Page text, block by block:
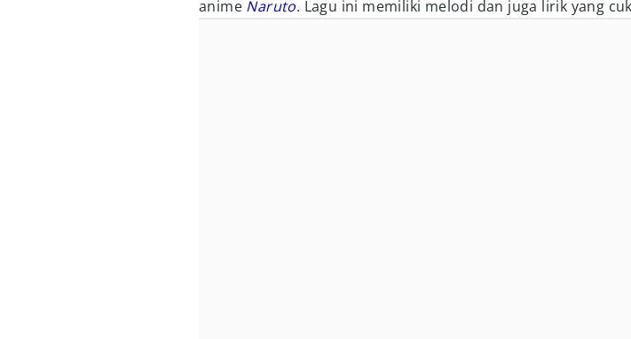
anime Naruto. Lagu ini memiliki melodi dan juga lirik yang